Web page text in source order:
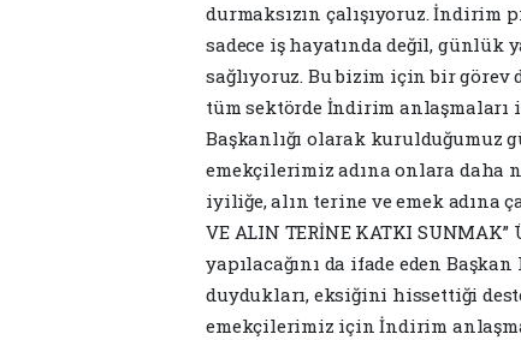
durmaksızın çalışıyoruz.
sadece iş hayatında değil, günlük
sağlıyoruz. Bu bizim için bir
tüm sektörde İndirim anlaşmaları
Başkanlığı olarak kurulduğumuz
emekçilerimiz adına onlara daha
iyiliğe, alın terine ve emek adına
VE ALIN TERİNE KATKI
yapılacağını da ifade eden
duydukları, eksiğini hissettiği
emekçilerimiz için İndirim